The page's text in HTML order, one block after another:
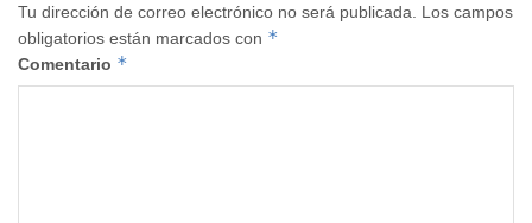
Tu dirección de correo electrónico no será publicada.
Los campos
obligatorios están marcados con *
Comentario *